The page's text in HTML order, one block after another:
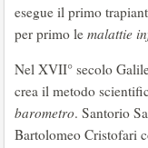
esegue il primo
per primo le malattie
Nel XVII° secolo
crea il metodo
barometro. Santorio
Bartolomeo Cristofari